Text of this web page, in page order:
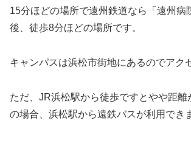
15分ほどの場所で遠州鉄道なら「遠州病
後、徒歩8分ほどの場所です。
キャンパスは浜松市街地にあるのでアク
ただ、JR浜松駅から徒歩ですとやや距離
の場合、浜松駅から遠鉄バスが利用でき